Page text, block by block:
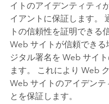
イトのアイデンティティ
イアントに保証します。
トの信頼性を証明できる
Web サイトが信頼でき
ジタル署名を Web サイ
ます。 これにより Web
Web サイトのアイデンテ
とを保証します。